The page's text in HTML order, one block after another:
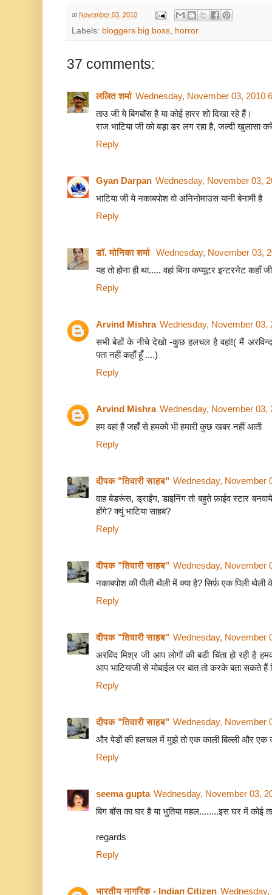
at November 03, 2010
Labels: bloggers big boss, horror
37 comments:
ललित शर्मा Wednesday, November 03, 2010
ताउ जी ये बिगबॉस है या कोई हारर शो दिखा रहे हैं।
राज भाटिया जी को बड़ा डर लग रहा है, जल्दी खुलासा
Reply
Gyan Darpan Wednesday, November 03,
भाटिया जी ये नकाबपोश वो अनिनोमाउस यानी बेनामी है
Reply
डॉ. मोनिका शर्मा Wednesday, November 03,
यह तो होना ही था..... वहां बिना कप्यूटर इन्टरनेट कहाँ
Reply
Arvind Mishra Wednesday, November 03,
सभी बेडों के नीचे देखो -कुछ हलचल है वहां!( मैं
पता नहीं कहाँ हूँ ....)
Reply
Arvind Mishra Wednesday, November 03,
हम वहां हैं जहाँ से हमको भी हमारी कुछ खबर नहीं आती
Reply
दीपक "तिवारी साहब" Wednesday, November
वाह बेडरूंस, ड्राईंग, डाइनिंग तो बहुते फ़ाईव स्टार
होंगे? क्युं भाटिया साहब?
Reply
दीपक "तिवारी साहब" Wednesday, November
नकाबपोश की पीली थैली में क्या है? सिर्फ़ एक पिली
Reply
दीपक "तिवारी साहब" Wednesday, November
अरविंद मिश्र जी आप लोगों की बडी चिंता हो रही है
आप भाटियाजी से मोबाईल पर बात तो करके बता सकते
Reply
दीपक "तिवारी साहब" Wednesday, November
और पेडों की हलचल में मुझे तो एक काली बिल्ली और एक
Reply
seema gupta Wednesday, November 03,
बिग बॉस का घर है या भुतिया महल........इस घर में कोई
regards
Reply
भारतीय नागरिक - Indian Citizen